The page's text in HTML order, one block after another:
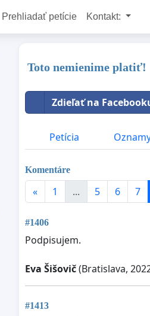
Prehliadať petície Kontakt:
Toto nemienime platiť!
Zdieľať na
Petícia
Komentáre
« 1 ... 5 6 7
#1406
Podpisujem.
Eva Šišovič(Bratislava,
#1413